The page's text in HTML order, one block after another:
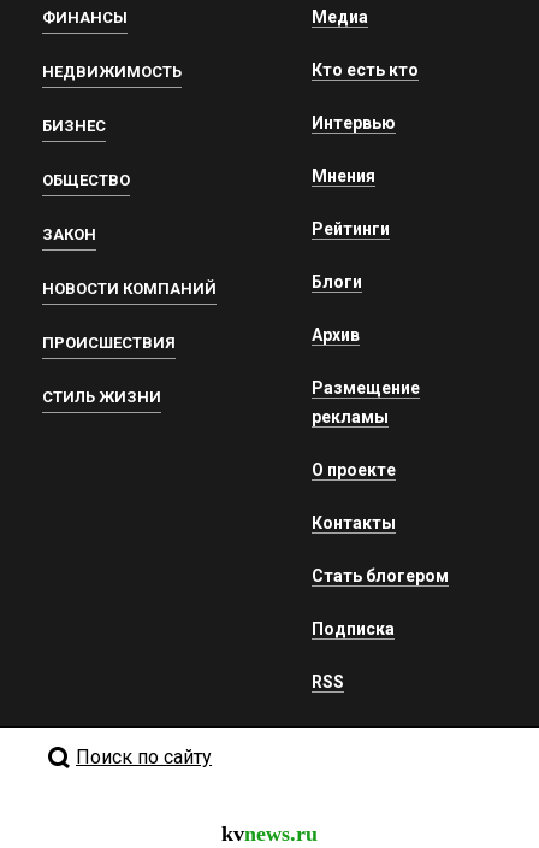
ФИНАНСЫ
НЕДВИЖИМОСТЬ
БИЗНЕС
ОБЩЕСТВО
ЗАКОН
НОВОСТИ КОМПАНИЙ
ПРОИСШЕСТВИЯ
СТИЛЬ ЖИЗНИ
Медиа
Кто есть кто
Интервью
Мнения
Рейтинги
Блоги
Архив
Размещение
рекламы
О проекте
Контакты
Стать блогером
Подписка
RSS
Поиск по сайту
kvnews.ru